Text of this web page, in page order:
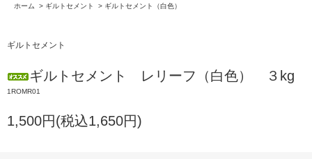
ホーム > ギルトセメント > ギルトセメント（白色）
ギルトセメント
ギルトセメント レリーフ（白色） ３kg
1ROMR01
1,500円(税込1,650円)